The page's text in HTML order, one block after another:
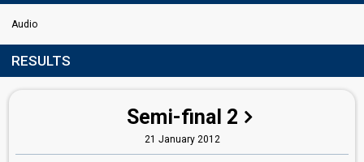
Audio
RESULTS
Semi-final 2
21 January 2012